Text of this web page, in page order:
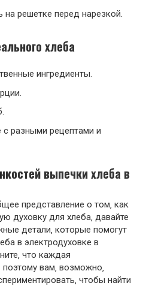
на решетке перед нарезкой.
хлеба
ингредиенты.
с разными рецептами и
выпечки хлеба в
представление о том‚ как
духовку для хлеба‚ давайте
детали‚ которые помогут
в электродуховке в
что каждая
поэтому вам‚ возможно‚
чтобы найти